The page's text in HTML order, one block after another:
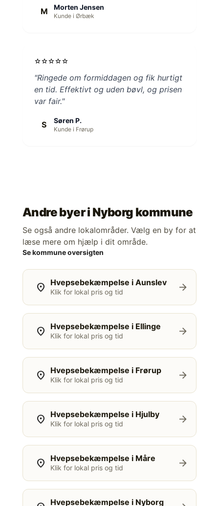
M Morten Jensen
Kunde i Ørbæk
starstarstarstarstar
"Ringede om formiddagen og fik hurtigt
en tid. Effektivt og uden bøvl, og prisen
var fair."
S Søren P.
Kunde i Frørup
Andre byer i Nyborg kommune
Se også andre lokalområder. Vælg en by for at
læse mere om hjælp i dit område.
Se kommune oversigten
location_on Hvepsebekæmpelse i Aunslev
Klik for lokal pris og tid arrow_forward
location_on Hvepsebekæmpelse i Ellinge
Klik for lokal pris og tid arrow_forward
location_on Hvepsebekæmpelse i Frørup
Klik for lokal pris og tid arrow_forward
location_on Hvepsebekæmpelse i Hjulby
Klik for lokal pris og tid arrow_forward
location_on Hvepsebekæmpelse i Måre
Klik for lokal pris og tid arrow_forward
Hvepsebekæmpelse i Nyborg